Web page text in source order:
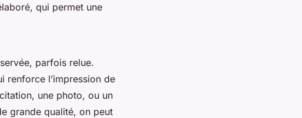
qui permet une
parfois relue.
renforce l’impression de
une photo, ou un
grande qualité, on peut